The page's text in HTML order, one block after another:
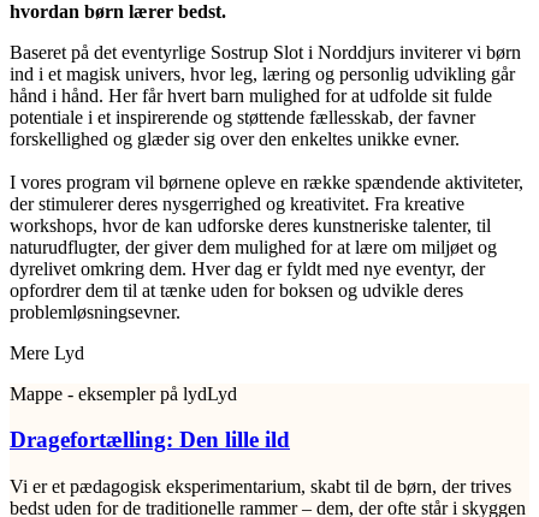
hvordan børn lærer bedst.
Baseret på det eventyrlige Sostrup Slot i Norddjurs inviterer vi børn
ind i et magisk univers, hvor leg, læring og personlig udvikling går
hånd i hånd. Her får hvert barn mulighed for at udfolde sit fulde
potentiale i et inspirerende og støttende fællesskab, der favner
forskellighed og glæder sig over den enkeltes unikke evner.
I vores program vil børnene opleve en række spændende aktiviteter,
der stimulerer deres nysgerrighed og kreativitet. Fra kreative
workshops, hvor de kan udforske deres kunstneriske talenter, til
naturudflugter, der giver dem mulighed for at lære om miljøet og
dyrelivet omkring dem. Hver dag er fyldt med nye eventyr, der
opfordrer dem til at tænke uden for boksen og udvikle deres
problemløsningsevner.
Mere Lyd
Mappe - eksempler på lydLyd
Dragefortælling: Den lille ild
Vi er et pædagogisk eksperimentarium, skabt til de børn, der trives
bedst uden for de traditionelle rammer – dem, der ofte står i skyggen